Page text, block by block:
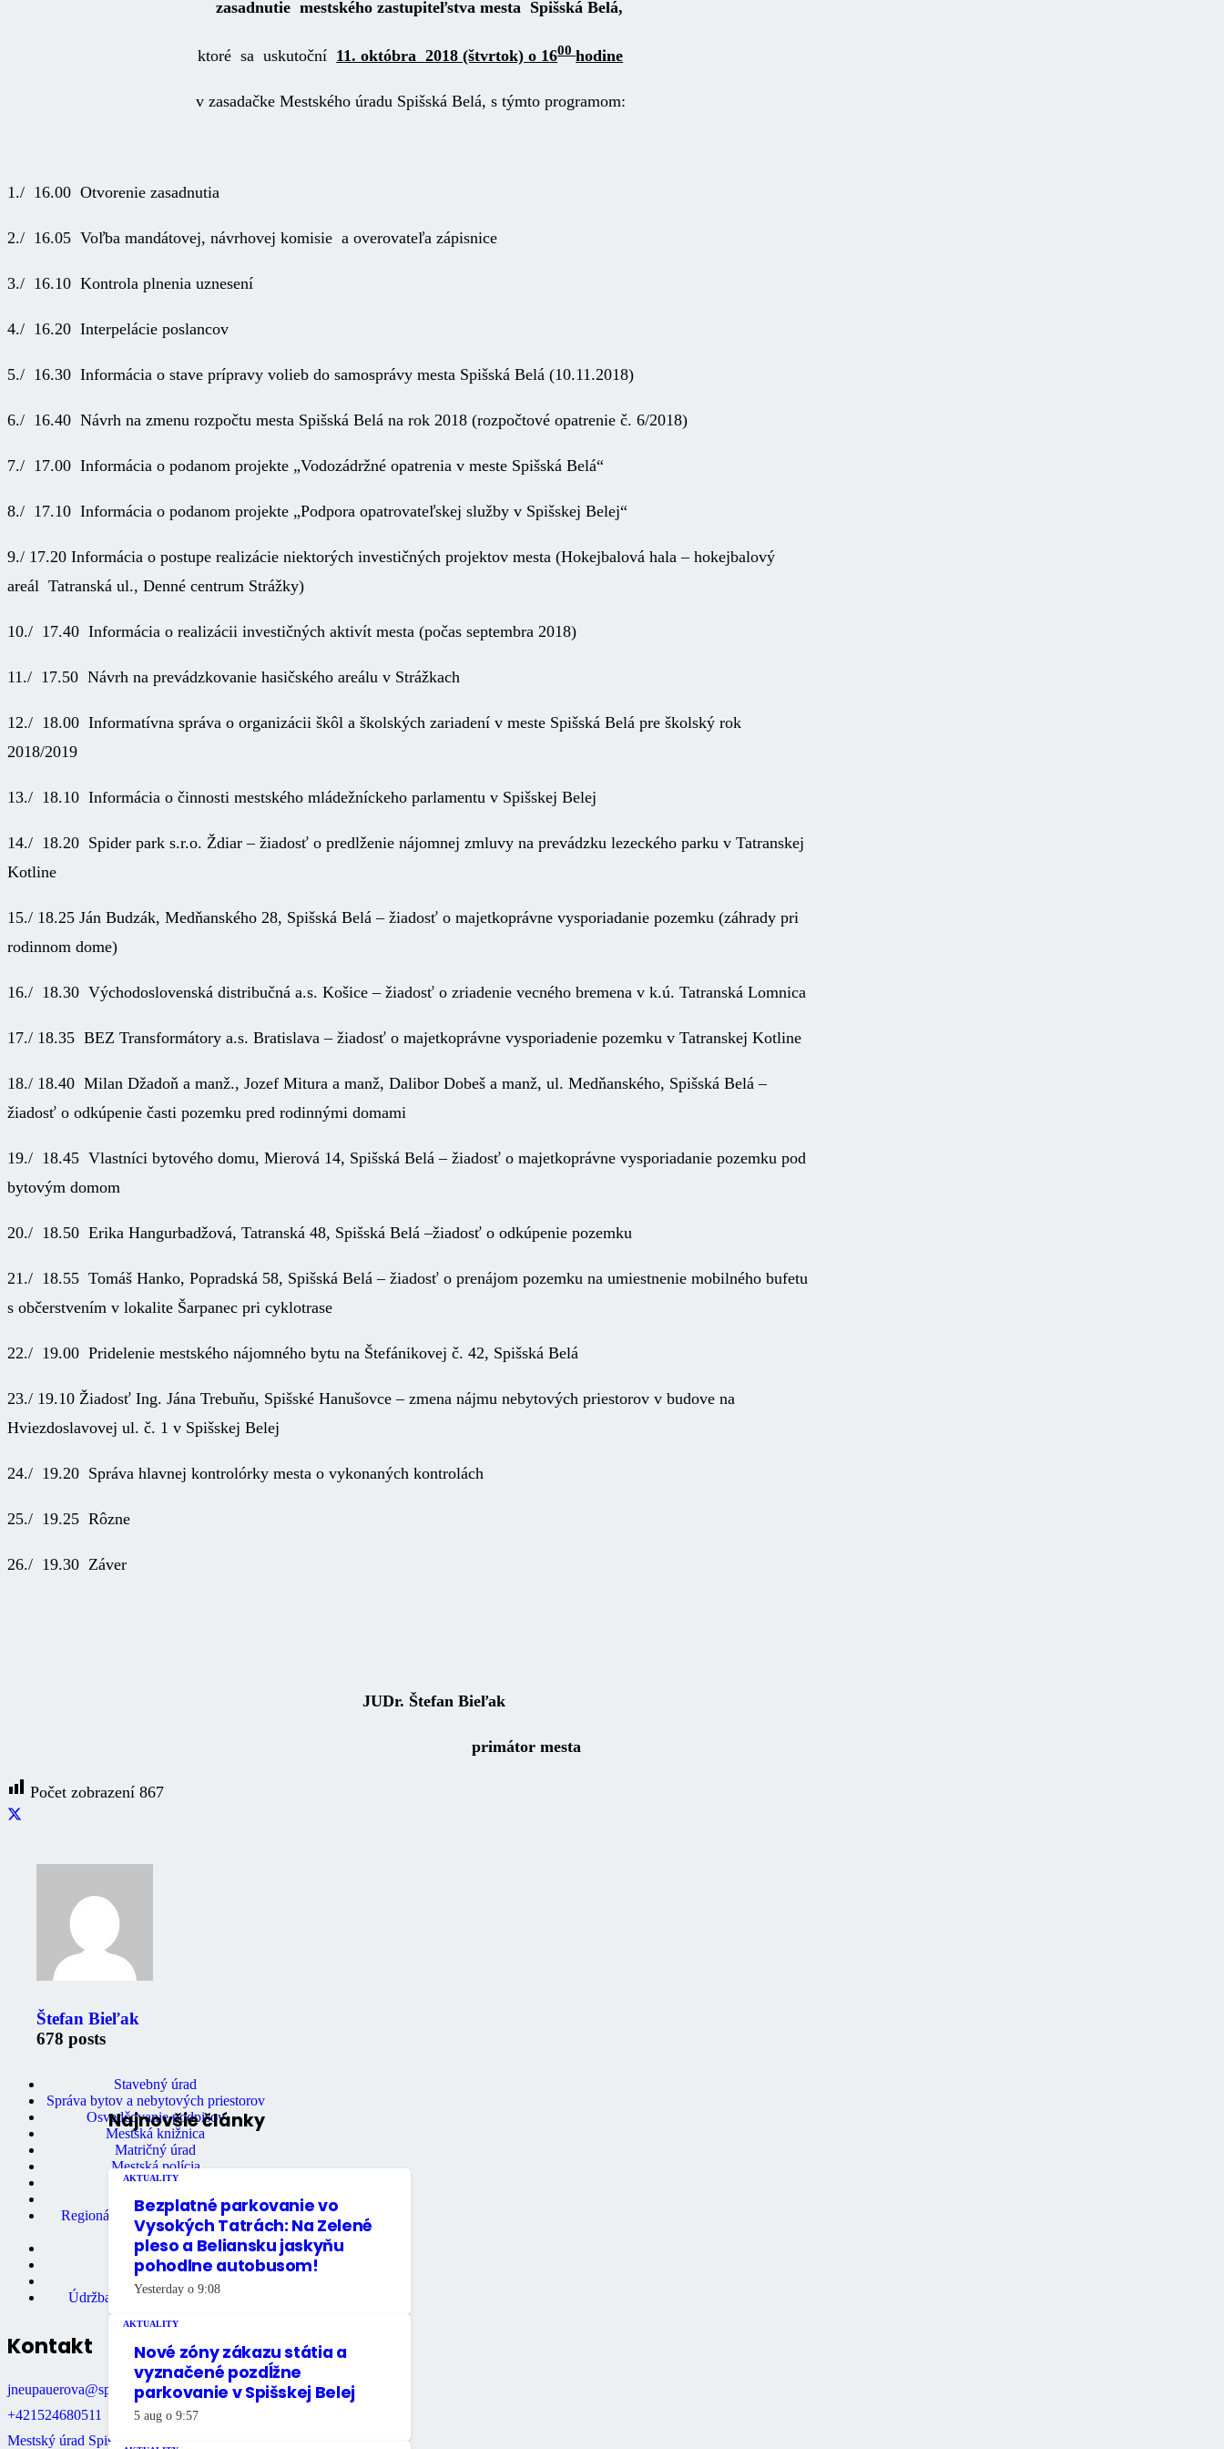
zasadnutie mestského zastupiteľstvamesta Spišská Belá,
ktoré sa uskutoční 11. októbra 2018 (štvrtok) o 1600hodine
v zasadačke Mestského úradu Spišská Belá, s týmto programom:
1./ 16.00 Otvorenie zasadnutia
2./ 16.05 Voľba mandátovej, návrhovej komisie a overovateľa zápisnice
3./ 16.10 Kontrola plnenia uznesení
4./ 16.20 Interpelácie poslancov
5./ 16.30 Informácia o stave prípravy volieb do samosprávy mesta Spišská Belá (10.11.2018)
6./ 16.40 Návrh na zmenu rozpočtu mesta Spišská Belá na rok 2018 (rozpočtové opatrenie č. 6/2018)
7./ 17.00 Informácia o podanom projekte „Vodozádržné opatrenia v meste Spišská Belá“
8./ 17.10 Informácia o podanom projekte „Podpora opatrovateľskej služby v Spišskej Belej“
9./ 17.20 Informácia o postupe realizácie niektorých investičných projektov mesta (Hokejbalová hala – hokejbalový
areál Tatranská ul., Denné centrum Strážky)
10./ 17.40 Informácia o realizácii investičných aktivít mesta (počas septembra 2018)
11./ 17.50 Návrh na prevádzkovanie hasičského areálu v Strážkach
12./ 18.00 Informatívna správa o organizácii škôl a školských zariadení v meste Spišská Belá pre školský rok
2018/2019
13./ 18.10 Informácia o činnosti mestského mládežníckeho parlamentu v Spišskej Belej
14./ 18.20 Spider park s.r.o. Ždiar – žiadosť o predlženie nájomnej zmluvy na prevádzku lezeckého parku v Tatranskej
Kotline
15./ 18.25 Ján Budzák, Medňanského 28, Spišská Belá – žiadosť o majetkoprávne vysporiadanie pozemku (záhrady pri
rodinnom dome)
16./ 18.30 Východoslovenská distribučná a.s. Košice – žiadosť o zriadenie vecného bremena v k.ú. Tatranská Lomnica
17./ 18.35 BEZ Transformátory a.s. Bratislava – žiadosť o majetkoprávne vysporiadenie pozemku v Tatranskej Kotline
18./ 18.40 Milan Džadoň a manž., Jozef Mitura a manž, Dalibor Dobeš a manž, ul. Medňanského, Spišská Belá –
žiadosť o odkúpenie časti pozemku pred rodinnými domami
19./ 18.45 Vlastníci bytového domu, Mierová 14, Spišská Belá – žiadosť o majetkoprávne vysporiadanie pozemku pod
bytovým domom
20./ 18.50 Erika Hangurbadžová, Tatranská 48, Spišská Belá –žiadosť o odkúpenie pozemku
21./ 18.55 Tomáš Hanko, Popradská 58, Spišská Belá – žiadosť o prenájom pozemku na umiestnenie mobilného bufetu
s občerstvením v lokalite Šarpanec pri cyklotrase
22./ 19.00 Pridelenie mestského nájomného bytu na Štefánikovej č. 42, Spišská Belá
23./ 19.10 Žiadosť Ing. Jána Trebuňu, Spišské Hanušovce – zmena nájmu nebytových priestorov v budove na
Hviezdoslavovej ul. č. 1 v Spišskej Belej
24./ 19.20 Správa hlavnej kontrolórky mesta o vykonaných kontrolách
25./ 19.25 Rôzne
26./ 19.30 Záver
JUDr. Štefan Bieľak
primátor mesta
Počet zobrazení 867
Štefan Bieľak
678 posts
Najnovšie články
AKTUALITY
Bezplatné parkovanie vo
Vysokých Tatrách: Na Zelené
pleso a Beliansku jaskyňu
pohodlne autobusom!
Yesterday o 9:08
AKTUALITY
Nové zóny zákazu státia a
vyznačené pozdĺžne
parkovanie v Spišskej Belej
5 aug o 9:57
Zaujimavé odkazy
Oznámenia
Fotogaléria
Stavebný úrad
Správa bytov a nebytových priestorov
Osvedčovanie podpisov
Mestská knižnica
Matričný úrad
Mestská polícia
Miestne dane
Primátor mesta
Regionálne turistické informačné
centrum
Rozpočet mesta
Školstvo
Údržba bytov
Údržba nebytových priestorov
Kontakt
jneupauerova@spisskabela.sk
+421524680511
Mestský úrad Spišská